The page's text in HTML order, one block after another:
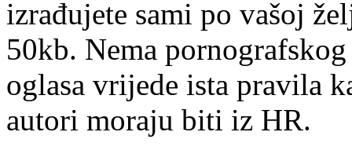
izrađujete sami po vašoj
50kb. Nema
oglasa vrijede ista pravila
autori moraju biti iz HR.